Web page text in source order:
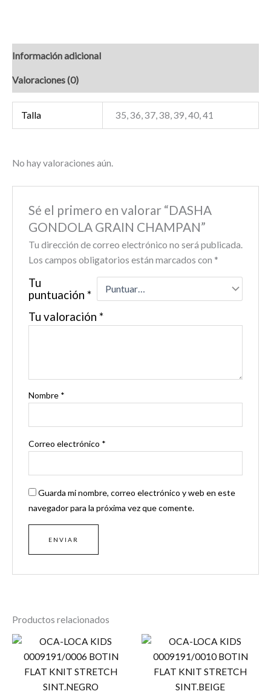
Información adicional
Valoraciones (0)
Talla 35, 36, 37, 38, 39, 40, 41
No hay valoraciones aún.
Sé el primero en valorar “DASHA
GONDOLA GRAIN CHAMPAN”
Tu dirección de correo electrónico no será publicada.
Los campos obligatorios están marcados con *
Tu
puntuación *
Tu valoración *
Nombre *
Correo electrónico *
Guarda mi nombre, correo electrónico y web en este
navegador para la próxima vez que comente.
Productos relacionados